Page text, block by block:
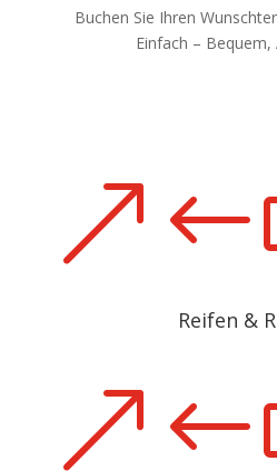
Buchen Sie Ihren
Einfach –
Reifen &